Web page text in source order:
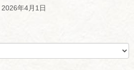
2026年4月1日